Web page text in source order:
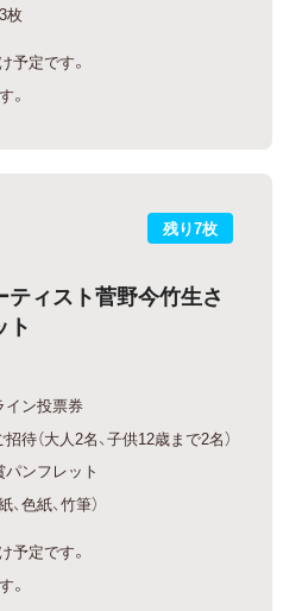
枚
予定です。
。
残り7枚
ィスト菅野今竹生さ
ト
ン投票券
待（大人2名、子供12歳まで2名）
ンフレット
色紙、竹筆）
予定です。
。